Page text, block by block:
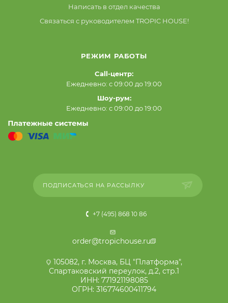
Написать в отдел качества
Связаться с руководителем TROPIC HOUSE!
РЕЖИМ РАБОТЫ
Call-центр:
Ежедневно: с 09:00 до 19:00
Шоу-рум:
Ежедневно: с 09:00 до 19:00
ПОДПИСАТЬСЯ НА РАССЫЛКУ
+7 (495) 868 10 86
order@tropichouse.ru
105082, г. Москва, БЦ "Платформа",
Спартаковский переулок, д.2, стр.1
ИНН: 771921198085
ОГРН: 316774600411794